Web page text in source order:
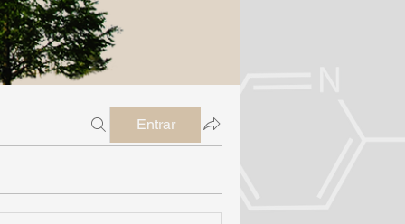
Entrar